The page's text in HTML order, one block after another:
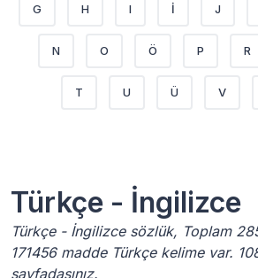
G H I İ J
N O Ö P R
T U Ü V
Türkçe - İngilizce
Türkçe - İngilizce sözlük, Toplam
171456 madde Türkçe kelime var.
sayfadasınız.